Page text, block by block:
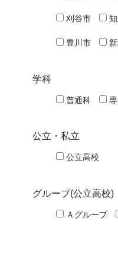
刈谷市
豊川市
学科
普通科
公立・私立
公立高校
グループ(公立高校)
Ａグループ